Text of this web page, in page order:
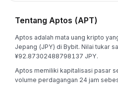
Tentang Aptos (APT)
Aptos adalah mata uang kripto
Jepang (JPY) di Bybit. Nilai tukar
¥92.87302488798137 JPY.
Aptos memiliki kapitalisasi pasar
volume perdagangan 24 jam